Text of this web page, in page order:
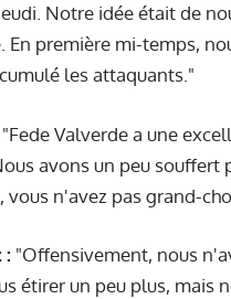
Notre idée était de
première mi-temps,
les attaquants."
"Fede Valverde a une
avons un peu
n'avez pas grand-
: "Offensivement, nous
étirer un peu plus, mais